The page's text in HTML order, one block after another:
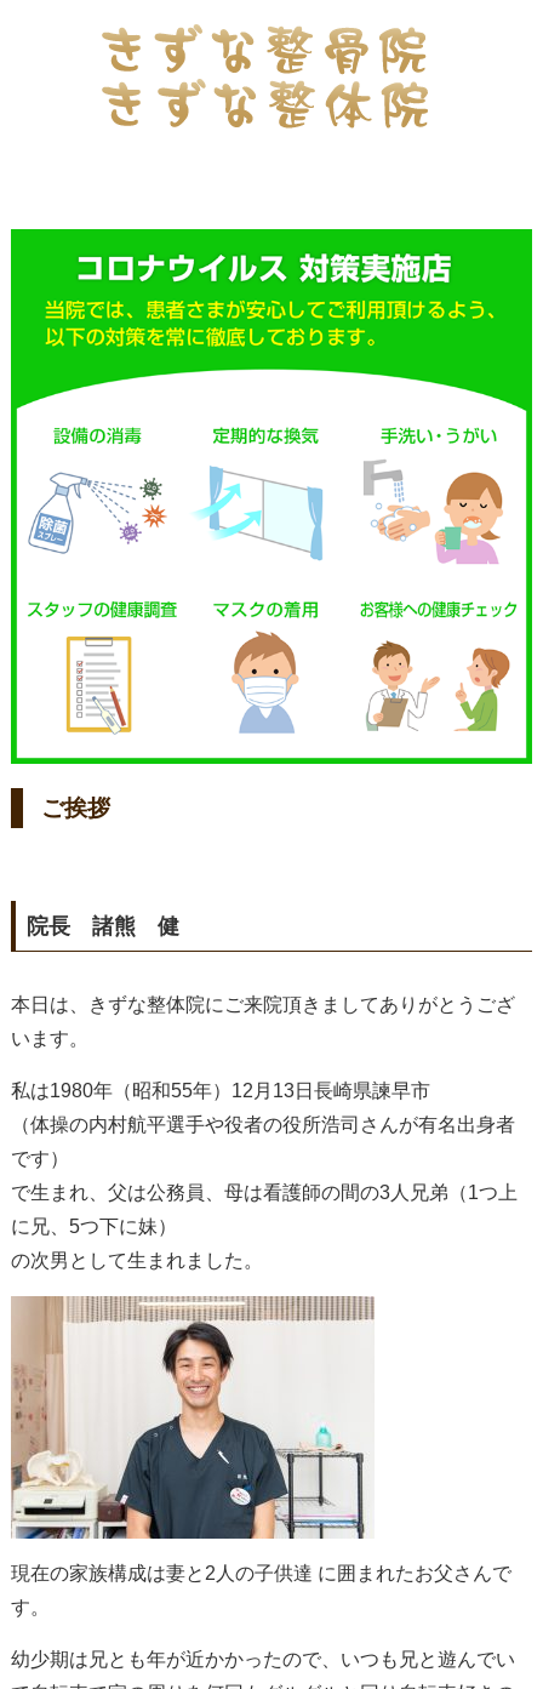
ご挨拶
院長 諸熊 健
本日は、きずな整体院にご来院頂きましてありがとうござ
います。
私は1980年（昭和55年）12月13日長崎県諫早市
（体操の内村航平選手や役者の役所浩司さんが有名出身者
です）
で生まれ、父は公務員、母は看護師の間の3人兄弟（1つ上
に兄、5つ下に妹）
の次男として生まれました。
現在の家族構成は妻と2人の子供達 に囲まれたお父さんで
す。
幼少期は兄とも年が近かかったので、いつも兄と遊んでい